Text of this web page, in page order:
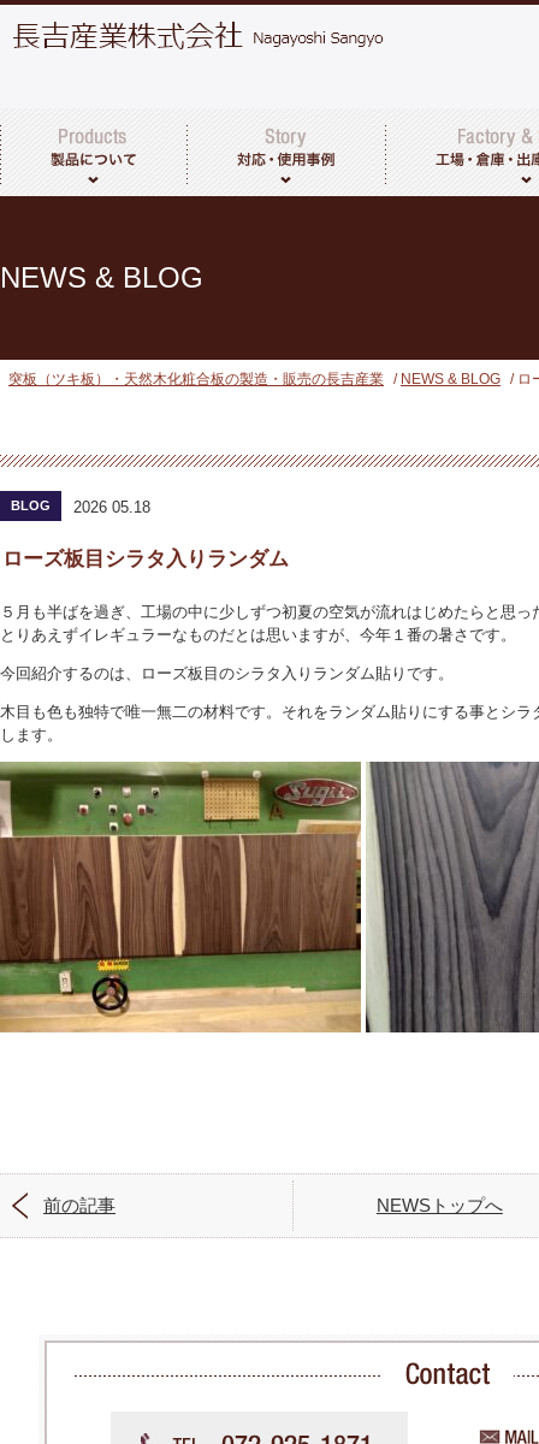
NEWS & BLOG
突板（ツキ板）・天然木化粧合板の製造・販売の長吉産業 / NEWS & BLOG / ロ
BLOG 2026 05.18
ローズ板目シラタ入りランダム
５月も半ばを過ぎ、工場の中に少しずつ初夏の空気が流れはじめたらと思
とりあえずイレギュラーなものだとは思いますが、今年１番の暑さです。
今回紹介するのは、ローズ板目のシラタ入りランダム貼りです。
木目も色も独特で唯一無二の材料です。それをランダム貼りにする事とシ
します。
前の記事 NEWSトップへ